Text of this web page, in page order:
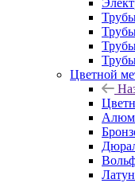
Цветной